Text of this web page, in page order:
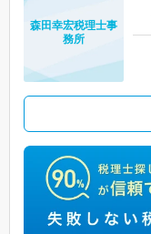
森田幸宏税理士事
務所